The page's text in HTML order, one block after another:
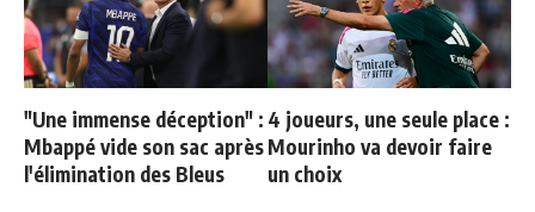
"Une immense déception" :
Mbappé vide son sac après
l'élimination des Bleus
4 joueurs, une seule place :
Mourinho va devoir faire
un choix